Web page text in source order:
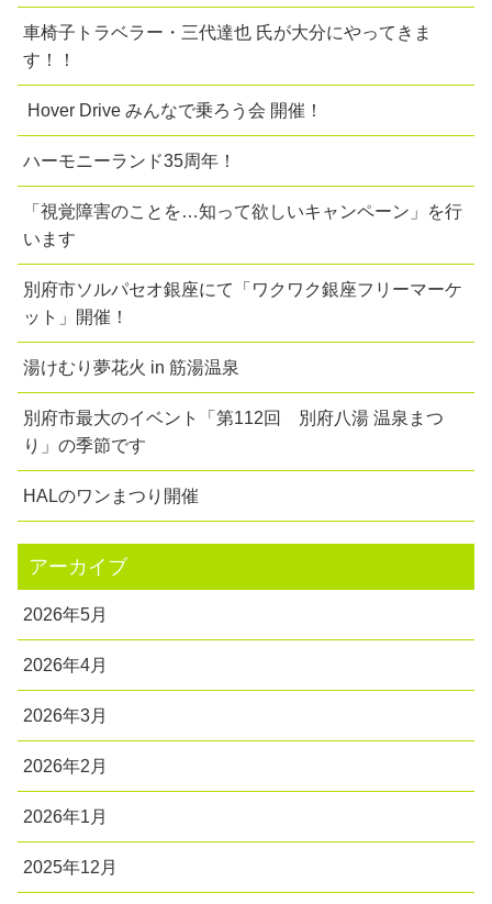
車椅子トラベラー・三代達也 氏が大分にやってきま
す！！
Hover Drive みんなで乗ろう会 開催！
ハーモニーランド35周年！
「視覚障害のことを…知って欲しいキャンペーン」を行
います
別府市ソルパセオ銀座にて「ワクワク銀座フリーマーケ
ット」開催！
湯けむり夢花火 in 筋湯温泉
別府市最大のイベント「第112回 別府八湯 温泉まつ
り」の季節です
HALのワンまつり開催
アーカイブ
2026年5月
2026年4月
2026年3月
2026年2月
2026年1月
2025年12月